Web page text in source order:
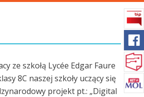
ze szkołą Lycée Edgar Faure
8C naszej szkoły uczący się
projekt pt.: „Digital